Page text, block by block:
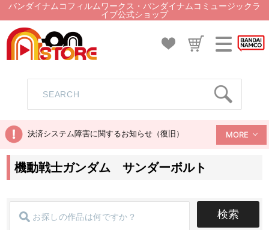
バンダイナムコフィルムワークス・バンダイナムコミュージックラ
イブ公式ショップ
決済システム障害に関するお知らせ（復旧） MORE
機動戦士ガンダム サンダーボルト
検索